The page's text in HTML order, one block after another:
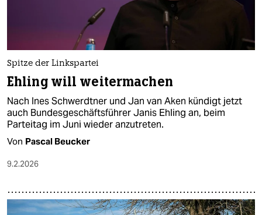
Spitze der Linkspartei
Ehling will weitermachen
Nach Ines Schwerdtner und Jan van Aken kündigt jetzt
auch Bundesgeschäftsführer Janis Ehling an, beim
Parteitag im Juni wieder anzutreten.
Von Pascal Beucker
9.2.2026